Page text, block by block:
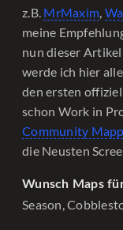
z.B. MrMaxim,
meine
nun dieser
werde ich hier
den ersten
schon Work in
Community
die Neusten
Wunsch Maps
Season,